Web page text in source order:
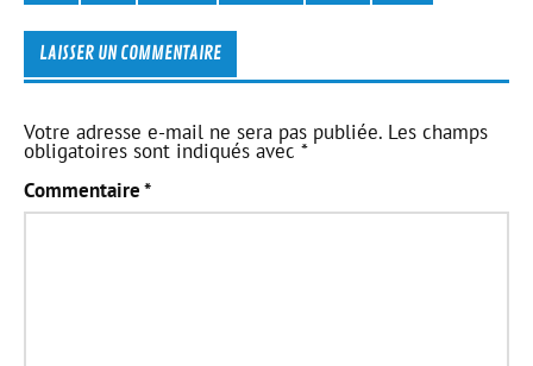
LAISSER UN COMMENTAIRE
Votre adresse e-mail ne sera pas publiée. Les champs
obligatoires sont indiqués avec*
Commentaire*